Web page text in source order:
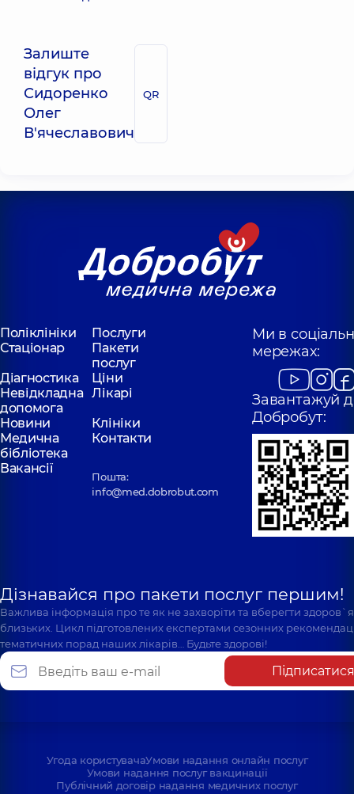
Залиште
відгук про
Сидоренко
Олег
В'ячеславович
QR
Поліклініки
Послуги
Стаціонар
Пакети
послуг
Діагностика
Ціни
Невідкладна
допомога
Лікарі
Новини
Клініки
Медична
бібліотека
Контакти
Вакансії
Пошта:
info@med.dobrobut.com
Ми в
мережах:
Завантажуй
Добробут:
Дізнавайся про пакети послуг першим!
Важлива інформація про те як не захворіти та вберегти
близьких. Цикл підготовлених експертами сезонних
тематичних порад наших лікарів… Будьте здорові!
Підписатися
Угода користувачаУмови надання онлайн послуг
Умови надання послуг вакцинації
Публічний договір надання медичних послуг